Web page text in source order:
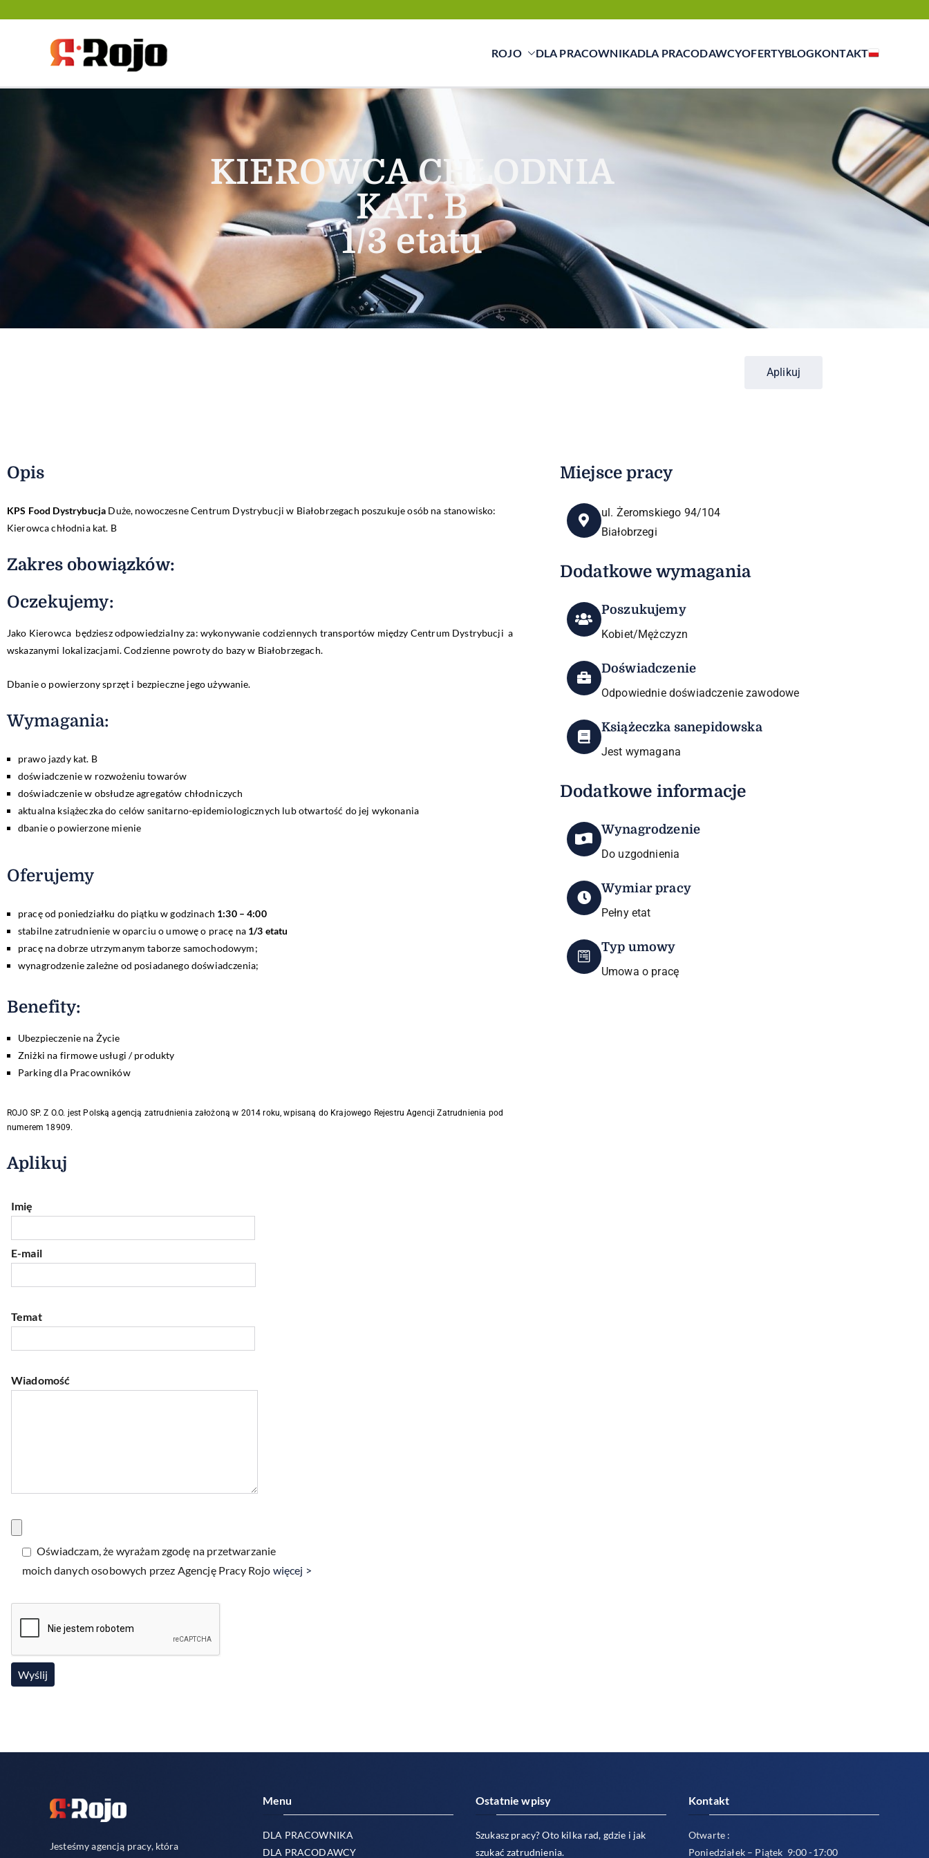
między pracodawcą a pracownikiem
ROJO DLA PRACOWNIKADLA PRACODAWCYOFERTYBLOGKONTAKT
KIEROWCA CHŁODNIA
KAT. B
1/3 etatu
Aplikuj
Opis
KPS Food Dystrybucja Duże, nowoczesne Centrum Dystrybucji w Białobrzegach poszukuje osób na stanowisko:
Kierowca chłodnia kat. B
Zakres obowiązków:​
Oczekujemy:
Jako Kierowca będziesz odpowiedzialny za: wykonywanie codziennych transportów między Centrum Dystrybucji a
wskazanymi lokalizacjami. Codzienne powroty do bazy w Białobrzegach.
Dbanie o powierzony sprzęt i bezpieczne jego używanie.
Wymagania:
prawo jazdy kat. B
doświadczenie w rozwożeniu towarów
doświadczenie w obsłudze agregatów chłodniczych
aktualna książeczka do celów sanitarno-epidemiologicznych lub otwartość do jej wykonania
dbanie o powierzone mienie
Oferujemy
pracę od poniedziałku do piątku w godzinach 1:30 – 4:00
stabilne zatrudnienie w oparciu o umowę o pracę na 1/3 etatu
pracę na dobrze utrzymanym taborze samochodowym;
wynagrodzenie zależne od posiadanego doświadczenia;
Benefity:
Ubezpieczenie na Życie
Zniżki na firmowe usługi / produkty
Parking dla Pracowników
ROJO SP. Z O.O. jest Polską agencją zatrudnienia założoną w 2014 roku, wpisaną do Krajowego Rejestru Agencji Zatrudnienia pod
numerem 18909.
Miejsce pracy
ul. Żeromskiego 94/104
Białobrzegi
Dodatkowe wymagania
Poszukujemy
Kobiet/Mężczyzn
Doświadczenie
Odpowiednie doświadczenie zawodowe
Książeczka sanepidowska
Jest wymagana
Dodatkowe informacje
Wynagrodzenie
Do uzgodnienia
Wymiar pracy
Pełny etat
Typ umowy
Umowa o pracę
Aplikuj
Imię
E-mail
Temat
Wiadomość
Oświadczam, że wyrażam zgodę na przetwarzanie
moich danych osobowych przez Agencję Pracy Rojo więcej >
Jesteśmy agencją pracy, która
Menu
DLA PRACOWNIKA
DLA PRACODAWCY
Ostatnie wpisy
Szukasz pracy? Oto kilka rad, gdzie i jak
szukać zatrudnienia.
Kontakt
Otwarte :
Poniedziałek – Piątek 9:00 -17:00